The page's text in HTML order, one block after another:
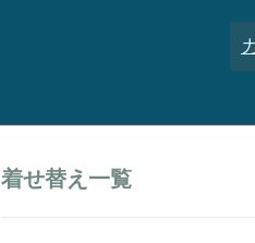
着せ替え一覧